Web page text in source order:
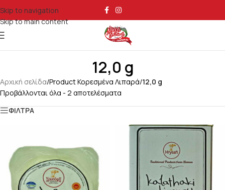
Skip to navigation
Skip to main content
12,0 g
Αρχική σελίδα/Product Κορεσμένα Λιπαρά/12,0 g
Προβάλλονται όλα - 2 αποτελέσματα
ΦΙΛΤΡΑ